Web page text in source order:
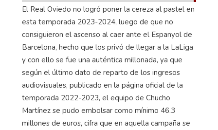
El Real Oviedo no logró poner la cereza al pastel en
esta temporada 2023-2024, luego de que no
consiguieron el ascenso al caer ante el Espanyol de
Barcelona, hecho que los privó de llegar a la LaLiga
y con ello se fue una auténtica millonada, ya que
según el último dato de reparto de los ingresos
audiovisuales, publicado en la página oficial de la
temporada 2022-2023, el equipo de Chucho
Martínez se pudo embolsar como mínimo 46.3
millones de euros, cifra que en aquella campaña se